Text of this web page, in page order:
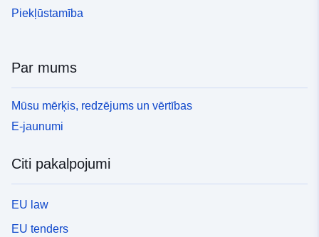
Piekļūstamība
Par mums
Mūsu mērķis, redzējums un vērtības
E-jaunumi
Citi pakalpojumi
EU law
EU tenders